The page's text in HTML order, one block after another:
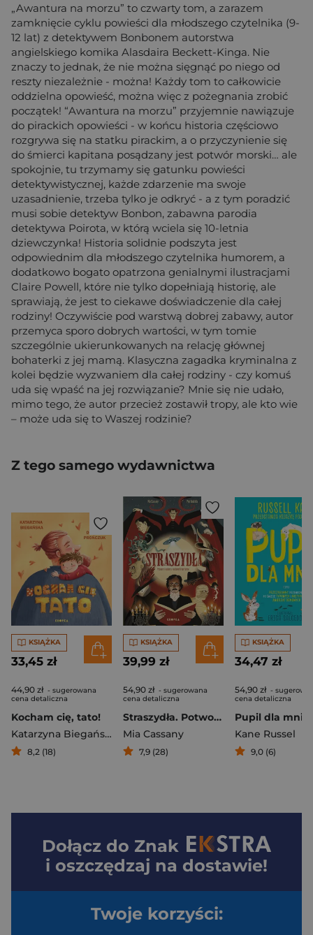
„Awantura na morzu” to czwarty tom, a zarazem
zamknięcie cyklu powieści dla młodszego czytelnika (9-
12 lat) z detektywem Bonbonem autorstwa
angielskiego komika Alasdaira Beckett-Kinga. Nie
znaczy to jednak, że nie można sięgnąć po niego od
reszty niezależnie - można! Każdy tom to całkowicie
oddzielna opowieść, można więc z pożegnania zrobić
początek! “Awantura na morzu” przyjemnie nawiązuje
do pirackich opowieści - w końcu historia częściowo
rozgrywa się na statku pirackim, a o przyczynienie się
do śmierci kapitana posądzany jest potwór morski… ale
spokojnie, tu trzymamy się gatunku powieści
detektywistycznej, każde zdarzenie ma swoje
uzasadnienie, trzeba tylko je odkryć - a z tym poradzić
musi sobie detektyw Bonbon, zabawna parodia
detektywa Poirota, w którą wciela się 10-letnia
dziewczynka! Historia solidnie podszyta jest
odpowiednim dla młodszego czytelnika humorem, a
dodatkowo bogato opatrzona genialnymi ilustracjami
Claire Powell, które nie tylko dopełniają historię, ale
sprawiają, że jest to ciekawe doświadczenie dla całej
rodziny! Oczywiście pod warstwą dobrej zabawy, autor
przemyca sporo dobrych wartości, w tym tomie
szczególnie ukierunkowanych na relację głównej
bohaterki z jej mamą. Klasyczna zagadka kryminalna z
kolei będzie wyzwaniem dla całej rodziny - czy komuś
uda się wpaść na jej rozwiązanie? Mnie się nie udało,
mimo tego, że autor przecież zostawił tropy, ale kto wie
– może uda się to Waszej rodzinie?
Z tego samego wydawnictwa
KSIĄŻKA
33,45 zł
44,90 zł - sugerowana
cena detaliczna
Kocham cię, tato!
Katarzyna Biegańska
8,2 (18)
KSIĄŻKA
39,99 zł
54,90 zł - sugerowana
cena detaliczna
Straszydła. Potwory i upiory z kultowych horrorów
Mia Cassany
7,9 (28)
KSIĄŻKA
34,47 zł
54,90 zł -
cena detaliczna
Kane Russel
9,0 (6)
Dołącz do Znak
i oszczędzaj na dostawie!
Twoje korzyści: